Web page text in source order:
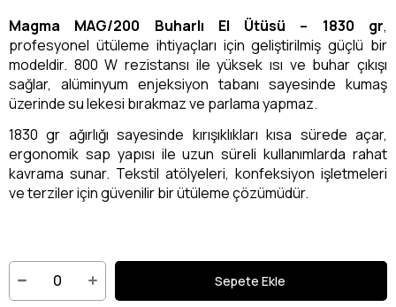
Magma MAG/200 Buharlı El Ütüsü – 1830 gr,
profesyonel ütüleme ihtiyaçları için geliştirilmiş güçlü bir
modeldir. 800 W rezistansı ile yüksek ısı ve buhar çıkışı
sağlar, alüminyum enjeksiyon tabanı sayesinde kumaş
üzerinde su lekesi bırakmaz ve parlama yapmaz.
1830 gr ağırlığı sayesinde kırışıklıkları kısa sürede açar,
ergonomik sap yapısı ile uzun süreli kullanımlarda rahat
kavrama sunar. Tekstil atölyeleri, konfeksiyon işletmeleri
ve terziler için güvenilir bir ütüleme çözümüdür.